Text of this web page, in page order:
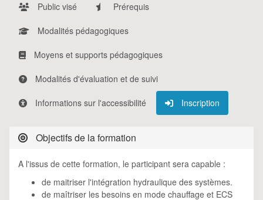
Public visé Prérequis
Modalités pédagogiques
Moyens et supports pédagogiques
Modalités d'évaluation et de suivi
Informations sur l'accessibilité Inscription
Objectifs de la formation
A l'issus de cette formation, le participant sera capable :
de maitriser l'intégration hydraulique des systèmes.
de maîtriser les besoins en mode chauffage et ECS